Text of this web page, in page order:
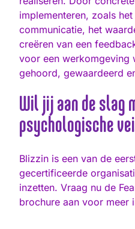
implementeren, zoals
communicatie, het
creëren van een
voor een werkomgeving
gehoord, gewaardeerd
Wil jij aan de slag
psychologische
Blizzin is een van de
gecertificeerde
inzetten. Vraag nu de
brochure aan voor meer